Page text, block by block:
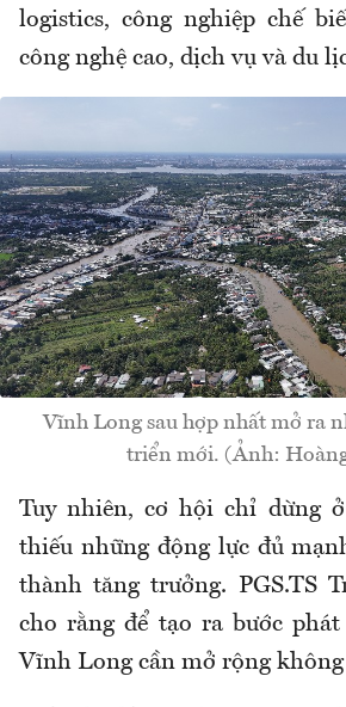
logistics, công nghiệp chế
công nghệ cao, dịch vụ và du
Vĩnh Long sau hợp nhất mở ra
triển mới. (Ảnh:
Tuy nhiên, cơ hội chỉ dừng
thiếu những động lực đủ
thành tăng trưởng. PGS.TS
cho rằng để tạo ra bước
Vĩnh Long cần mở rộng không